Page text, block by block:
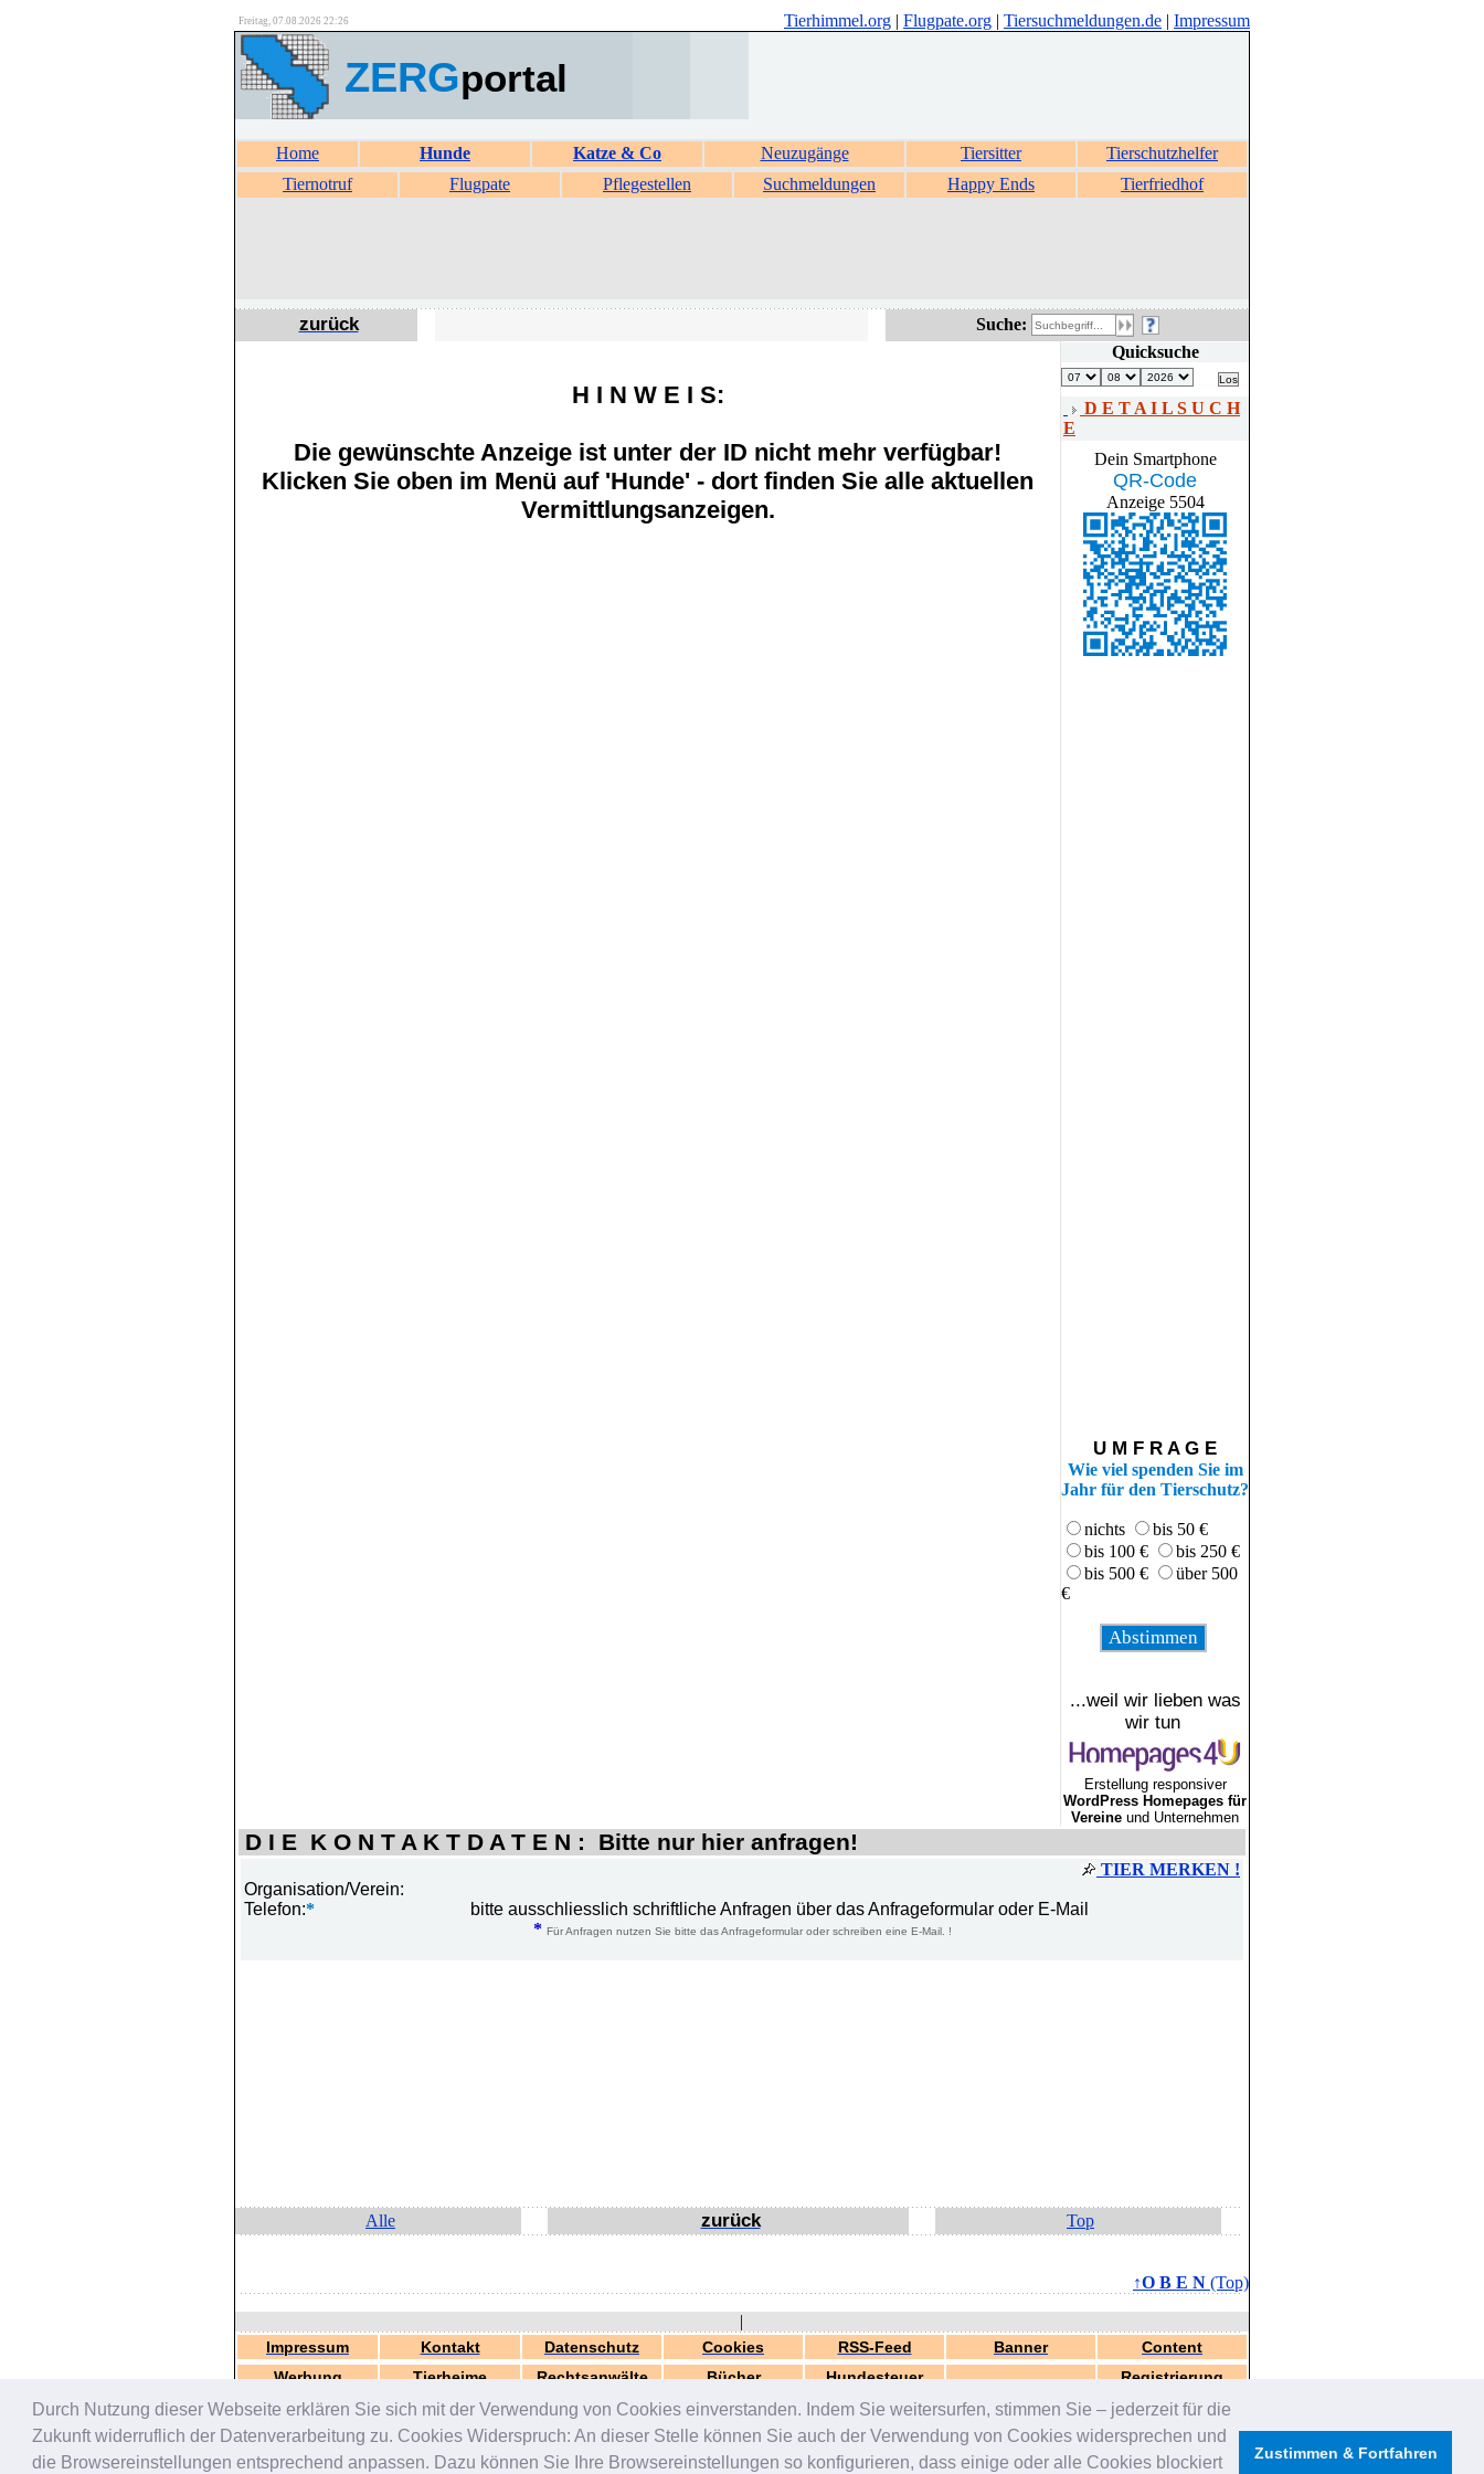
Durch Nutzung dieser Webseite erklären Sie sich mit der Verwendung von Cookies einverstanden. Indem Sie weitersurfen, stimmen Sie – jederzeit für die
Zukunft widerruflich der Datenverarbeitung zu. Cookies Widerspruch: An dieser Stelle können Sie auch der Verwendung von Cookies widersprechen und
die Browsereinstellungen entsprechend anpassen. Dazu können Sie Ihre Browsereinstellungen so konfigurieren, dass einige oder alle Cookies blockiert
Zustimmen & Fortfahren
Freitag, 07.08.2026 22:26 Tierhimmel.org | Flugpate.org | Tiersuchmeldungen.de | Impressum
ZERGportal
Home Hunde Katze & Co Neuzugänge Tiersitter
Tierschutzhelfer
Tiernotruf
Flugpate Pflegestellen Suchmeldungen Happy Ends Tierfriedhof
zurück Suche:
H I N W E I S:
Die gewünschte Anzeige ist unter der ID nicht mehr verfügbar!
Klicken Sie oben im Menü auf 'Hunde' - dort finden Sie alle aktuellen
Vermittlungsanzeigen.
Quicksuche
D E T A I L S U C H
E
Dein Smartphone
QR-Code
Anzeige 5504
U M F R A G E
Wie viel spenden Sie im
Jahr für den Tierschutz?
nichts
bis 50 €
bis 100 €
bis 250 €
bis 500 €
über 500
€
...weil wir lieben was
wir tun
Erstellung responsiver
WordPress Homepages für
Vereine und Unternehmen
D I E K O N T A K T D A T E N : Bitte nur hier anfragen!
TIER MERKEN !
Organisation/Verein:
Telefon:*
bitte ausschliesslich schriftliche Anfragen über das Anfrageformular oder E-Mail
* Für Anfragen nutzen Sie bitte das Anfrageformular oder schreiben eine E-Mail. !
Alle zurück Top
↑O B E N (Top)
|
Impressum Kontakt Datenschutz Cookies RSS-Feed Banner
Content
Werbung
Tierheime Rechtsanwälte Bücher Hundesteuer Registrierung
generiert in 0.03 Sek.
© 2000-2026 by
ZERGportal